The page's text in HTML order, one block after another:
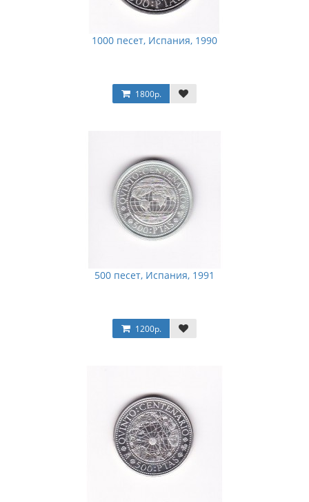
1000 песет, Испания, 1990
1800р.
500 песет, Испания, 1991
1200р.